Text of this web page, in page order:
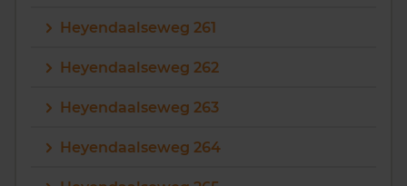
Heyendaalseweg 261
Heyendaalseweg 262
Heyendaalseweg 263
Heyendaalseweg 264